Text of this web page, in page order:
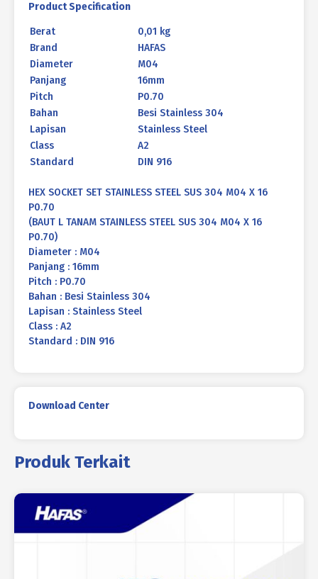
Product Specification
Berat
0,01 kg
Brand
HAFAS
Diameter
M04
Panjang
16mm
Pitch
P0.70
Bahan
Besi Stainless 304
Lapisan
Stainless Steel
Class
A2
Standard
DIN 916
HEX SOCKET SET STAINLESS STEEL SUS 304 M04 X 16
P0.70
(BAUT L TANAM STAINLESS STEEL SUS 304 M04 X 16
P0.70)
Diameter : M04
Panjang : 16mm
Pitch : P0.70
Bahan : Besi Stainless 304
Lapisan : Stainless Steel
Class : A2
Standard : DIN 916
Download Center
Produk Terkait